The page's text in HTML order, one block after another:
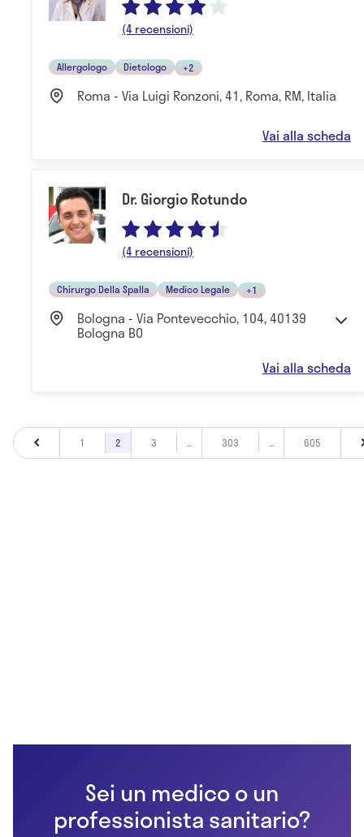
(4 recensioni)
Allergologo Dietologo +2
Roma - Via Luigi Ronzoni, 41, Roma, RM, Italia
Vai alla scheda
Dr. Giorgio Rotundo
(4 recensioni)
Chirurgo Della Spalla Medico Legale +1
Bologna - Via Pontevecchio, 104, 40139
Bologna BO
Vai alla scheda
1 2 3 ... 303 ... 605
Sei un medico o un
professionista sanitario?